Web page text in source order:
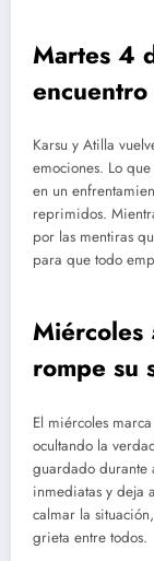
Martes 4
Karsu y Atilla
emociones. Lo
en un
reprimidos.
por las mentiras
para que todo
Miércoles
rompe su
El miércoles
ocultando la
guardado durante
inmediatas y deja
calmar la
grieta entre todos.